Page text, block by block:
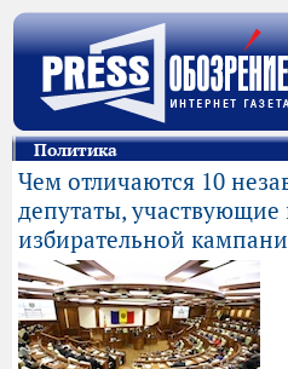
Политика
Чем отличаются 10
депутаты,
избирательной